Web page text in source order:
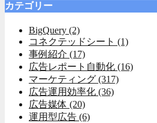
カテゴリー
BigQuery (2)
コネクテッドシート (1)
事例紹介 (17)
広告レポート自動化 (16)
マーケティング (317)
広告運用効率化 (36)
広告媒体 (20)
運用型広告 (6)